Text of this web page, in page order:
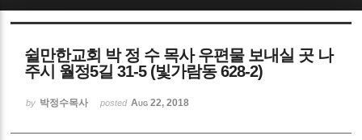
쉴만한교회 박 정 수 목사 우편물 보내실 곳 나
주시 월정5길 31-5 (빛가람동 628-2)
by 박정수목사 posted Aug 22, 2018
Sketchbook5, 스케치북5